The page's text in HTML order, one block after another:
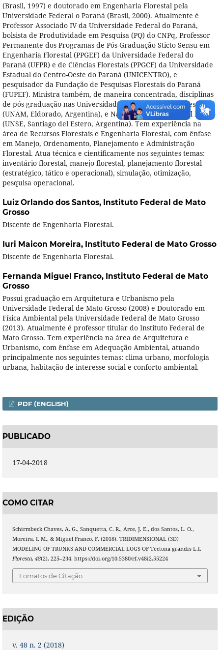
(Brasil, 1997) e doutorado em Engenharia Florestal pela
Universidade Federal o Paraná (Brasil, 2000). Atualmente é
Professor Associado IV da Universidade Federal do Paraná,
bolsista de Produtividade em Pesquisa (PQ) do CNPq, Professor
Permanente dos Programas de Pós-Graduação Sticto Sensu em
Engenharia Florestal (PPGEF) da Universidade Federal do
Paraná (UFPR) e de Ciências Florestais (PPGCF) da Universidade
Estadual do Centro-Oeste do Paraná (UNICENTRO), e
pesquisador da Fundação de Pesquisas Florestais do Paraná
(FUPEF). Ministra também, de maneira concentrada, disciplinas
de pós-graduação nas Universidades Nacional de Misiones
(UNAM, Eldorado, Argentina), e Nacional de Santiago del Estero
(UNSE, Santiago del Estero, Argentina). Tem experiência na
área de Recursos Florestais e Engenharia Florestal, com ênfase
em Manejo, Ordenamento, Planejamento e Administração
Florestal. Atua técnica e cientificamente nos seguintes temas:
inventário florestal, manejo florestal, planejamento florestal
(estratégico, tático e operacional), simulação, otimização,
pesquisa operacional.
Luiz Orlando dos Santos, Instituto Federal de Mato
Grosso
Discente de Engenharia Florestal.
Iuri Maicon Moreira, Instituto Federal de Mato Grosso
Discente de Engenharia Florestal.
Fernanda Miguel Franco, Instituto Federal de Mato
Grosso
Possui graduação em Arquitetura e Urbanismo pela
Universidade Federal de Mato Grosso (2008) e Doutorado em
Física Ambiental pela Universidade Federal de Mato Grosso
(2013). Atualmente é professor titular do Instituto Federal de
Mato Grosso. Tem experiência na área de Arquitetura e
Urbanismo, com ênfase em Adequação Ambiental, atuando
principalmente nos seguintes temas: clima urbano, morfologia
urbana, habitação de interesse social e conforto ambiental.
PDF (ENGLISH)
PUBLICADO
17-04-2018
COMO CITAR
Schirmbeck Chaves, A. G., Sanquetta, C. R., Arce, J. E., dos Santos, L. O.,
Moreira, I. M., & Miguel Franco, F. (2018). TRIDIMENSIONAL (3D)
MODELING OF TRUNKS AND COMMERCIAL LOGS OF Tectona grandis L.f.
Floresta, 48(2), 225–234. https://doi.org/10.5380/rf.v48i2.55224
Fomatos de Citação
EDIÇÃO
v. 48 n. 2 (2018)